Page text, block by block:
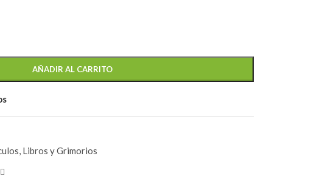
AÑADIR AL CARRITO
, Libros y Grimorios